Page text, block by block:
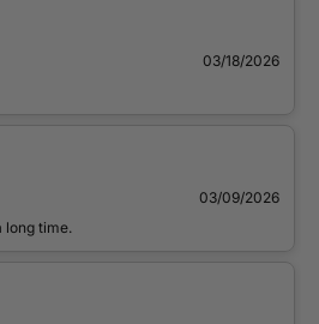
03/18/2026
03/09/2026
long time.